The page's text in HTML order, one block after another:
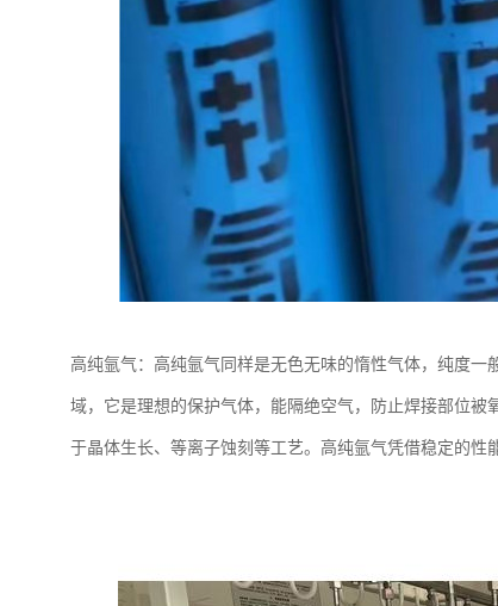
高纯氩气：高纯氩气同样是无色无味的惰性气体，纯度
域，它是理想的保护气体，能隔绝空气，防止焊接部位
于晶体生长、等离子蚀刻等工艺。高纯氩气凭借稳定的性